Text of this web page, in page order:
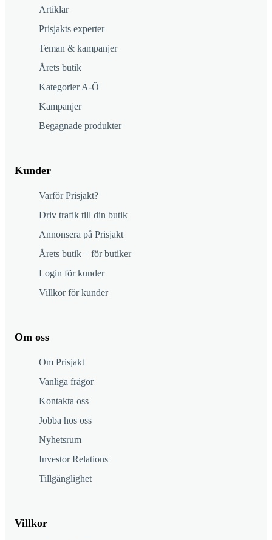
Artiklar
Prisjakts experter
Teman & kampanjer
Årets butik
Kategorier A-Ö
Kampanjer
Begagnade produkter
Kunder
Varför Prisjakt?
Driv trafik till din butik
Annonsera på Prisjakt
Årets butik – för butiker
Login för kunder
Villkor för kunder
Om oss
Om Prisjakt
Vanliga frågor
Kontakta oss
Jobba hos oss
Nyhetsrum
Investor Relations
Tillgänglighet
Villkor